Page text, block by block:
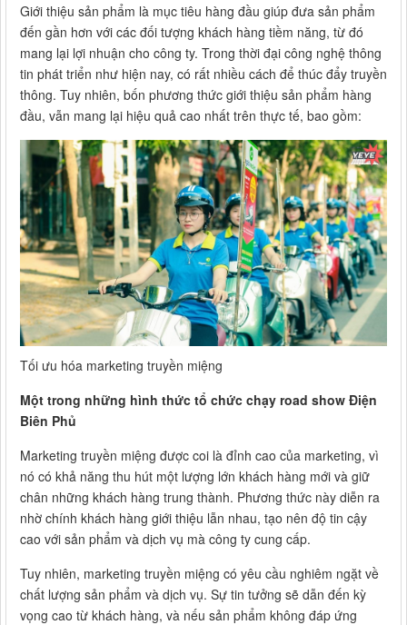
Giới thiệu sản phẩm là mục tiêu hàng đầu giúp đưa sản phẩm
đến gần hơn với các đối tượng khách hàng tiềm năng, từ đó
mang lại lợi nhuận cho công ty. Trong thời đại công nghệ thông
tin phát triển như hiện nay, có rất nhiều cách để thúc đẩy truyền
thông. Tuy nhiên, bốn phương thức giới thiệu sản phẩm hàng
đầu, vẫn mang lại hiệu quả cao nhất trên thực tế, bao gồm:
Tối ưu hóa marketing truyền miệng
Một trong những hình thức tổ chức chạy road show Điện
Biên Phủ
Marketing truyền miệng được coi là đỉnh cao của marketing, vì
nó có khả năng thu hút một lượng lớn khách hàng mới và giữ
chân những khách hàng trung thành. Phương thức này diễn ra
nhờ chính khách hàng giới thiệu lẫn nhau, tạo nên độ tin cậy
cao với sản phẩm và dịch vụ mà công ty cung cấp.
Tuy nhiên, marketing truyền miệng có yêu cầu nghiêm ngặt về
chất lượng sản phẩm và dịch vụ. Sự tin tưởng sẽ dẫn đến kỳ
vọng cao từ khách hàng, và nếu sản phẩm không đáp ứng